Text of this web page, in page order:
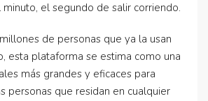
minuto, el segundo de salir corriendo.
de personas que ya la usan
esta plataforma se estima como una
más grandes y eficaces para
personas que residan en cualquier